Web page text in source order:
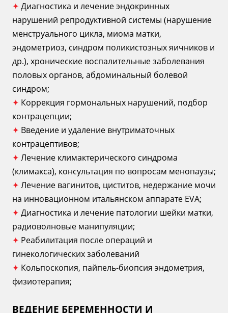
✦ Диагностика и лечение эндокринных
нарушений репродуктивной системы (нарушение
менструального цикла, миома матки,
эндометриоз, синдром поликистозных яичников и
др.), хронические воспалительные заболевания
половых органов, абдоминальный болевой
синдром;
✦ Коррекция гормональных нарушений, подбор
контрацепции;
✦ Введение и удаление внутриматочных
контрацептивов;
✦ Лечение климактерического синдрома
(климакса), консультация по вопросам менопаузы;
✦ Лечение вагинитов, циститов, недержание мочи
на инновационном итальянском аппарате ЕVA;
✦ Диагностика и лечение патологии шейки матки,
радиоволновые манипуляции;
✦ Реабилитация после операций и
гинекологических заболеваний
✦ Кольпоскопия, пайпель-биопсия эндометрия,
физиотерапия;
ВЕДЕНИЕ БЕРЕМЕННОСТИ И